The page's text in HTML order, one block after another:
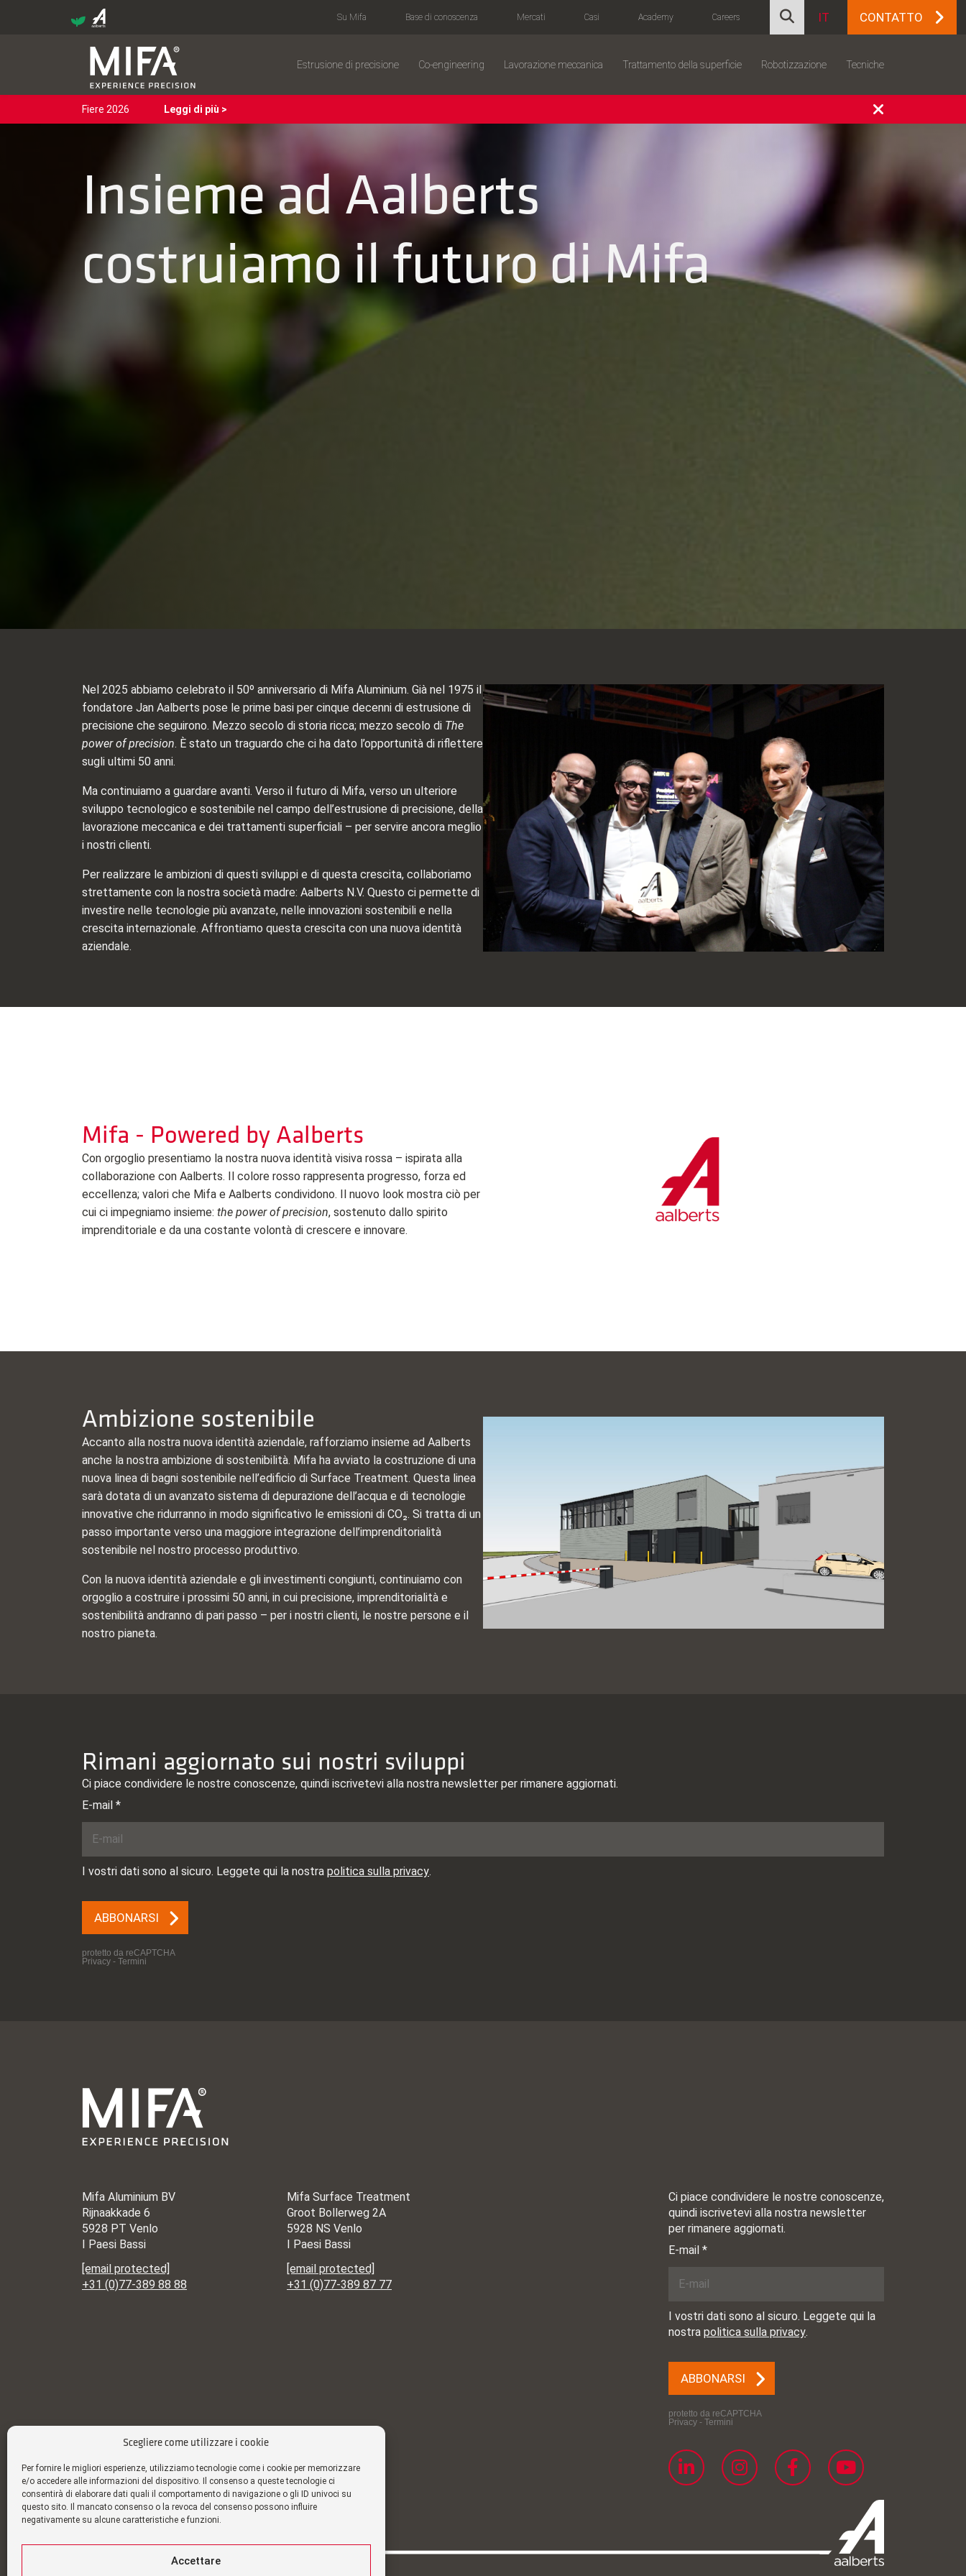
Scegliere come utilizzare i cookie
Per fornire le migliori esperienze, utilizziamo tecnologie come i cookie per memorizzare
e/o accedere alle informazioni del dispositivo. Il consenso a queste tecnologie ci
consentirà di elaborare dati quali il comportamento di navigazione o gli ID univoci su
questo sito. Il mancato consenso o la revoca del consenso possono influire
negativamente su alcune caratteristiche e funzioni.
Accettare
Su Mifa Base di conoscenza Mercati Casi Academy Careers IT CONTATTO
Estrusione di precisione Co-engineering Lavorazione meccanica Trattamento della superficie Robotizzazione Tecniche
Fiere 2026 Leggi di più >
Insieme ad Aalberts
costruiamo il futuro di Mifa
Nel 2025 abbiamo celebrato il 50º anniversario di Mifa Aluminium. Già nel 1975 il
fondatore Jan Aalberts pose le prime basi per cinque decenni di estrusione di
precisione che seguirono. Mezzo secolo di storia ricca; mezzo secolo di The
power of precision. È stato un traguardo che ci ha dato l’opportunità di riflettere
sugli ultimi 50 anni.
Ma continuiamo a guardare avanti. Verso il futuro di Mifa, verso un ulteriore
sviluppo tecnologico e sostenibile nel campo dell’estrusione di precisione, della
lavorazione meccanica e dei trattamenti superficiali – per servire ancora meglio
i nostri clienti.
Per realizzare le ambizioni di questi sviluppi e di questa crescita, collaboriamo
strettamente con la nostra società madre: Aalberts N.V. Questo ci permette di
investire nelle tecnologie più avanzate, nelle innovazioni sostenibili e nella
crescita internazionale. Affrontiamo questa crescita con una nuova identità
aziendale.
Mifa - Powered by Aalberts
Con orgoglio presentiamo la nostra nuova identità visiva rossa – ispirata alla
collaborazione con Aalberts. Il colore rosso rappresenta progresso, forza ed
eccellenza; valori che Mifa e Aalberts condividono. Il nuovo look mostra ciò per
cui ci impegniamo insieme: the power of precision, sostenuto dallo spirito
imprenditoriale e da una costante volontà di crescere e innovare.
Ambizione sostenibile
Accanto alla nostra nuova identità aziendale, rafforziamo insieme ad Aalberts
anche la nostra ambizione di sostenibilità. Mifa ha avviato la costruzione di una
nuova linea di bagni sostenibile nell’edificio di Surface Treatment. Questa linea
sarà dotata di un avanzato sistema di depurazione dell’acqua e di tecnologie
innovative che ridurranno in modo significativo le emissioni di CO₂. Si tratta di un
passo importante verso una maggiore integrazione dell’imprenditorialità
sostenibile nel nostro processo produttivo.
Con la nuova identità aziendale e gli investimenti congiunti, continuiamo con
orgoglio a costruire i prossimi 50 anni, in cui precisione, imprenditorialità e
sostenibilità andranno di pari passo – per i nostri clienti, le nostre persone e il
nostro pianeta.
Rimani aggiornato sui nostri sviluppi
Mifa Aluminium BV
Rijnaakkade 6
5928 PT Venlo
I Paesi Bassi
[email protected]
+31 (0)77-389 88 88
Mifa Surface Treatment
Groot Bollerweg 2A
5928 NS Venlo
I Paesi Bassi
[email protected]
+31 (0)77-389 87 77